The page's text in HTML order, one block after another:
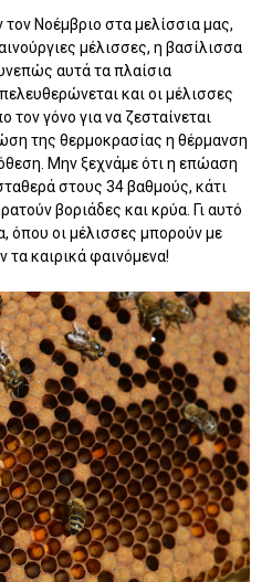
Νοέμβριο στα μελίσσια μας,
μέλισσες, η βασίλισσα
αυτά τα πλαίσια
και οι μέλισσες
γόνο για να ζεσταίνεται
της θερμοκρασίας η θέρμανση
Μην ξεχνάμε ότι η επώαση
στους 34 βαθμούς, κάτι
βοριάδες και κρύα. Γι αυτό
όπου οι μέλισσες μπορούν με
τα καιρικά φαινόμενα!